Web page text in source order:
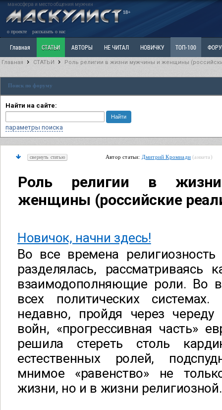
маносфера и место общения мужчин
18+
о проекте рассказать о нас
Главная СТАТЬИ АВТОРЫ НЕ ЧИТАЛ НОВИЧКУ ТОП-100
Ветка: Расстаюсь или Развожусь. САНЧАС Ветка: Наболевшее. Выскажись!
РАЗДЕЛ: Разное
Главная СТАТЬИ Роль религии в жизни мужчины и женщины
Поиск по форуму
Найти на сайте:
параметры поиска
свернуть статью Автор статьи: Дмитрий Кромиади (анкета)
Роль религии в
женщины (российские
Новичок, начни здесь!
Во все времена
разделялась, рассматриваясь
взаимодополняющие роли. Во
всех политических
недавно, пройдя через череду
войн, «прогрессивная часть»
решила стереть столь
естественных ролей,
мнимое «равенство» не
жизни, но и в жизни религиозной.